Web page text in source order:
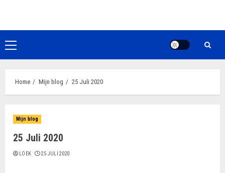
de
inhoudPrimair
menu
Home Mijn blog 25 Juli 2020
Mijn blog
25 Juli 2020
LOEK 25 JULI 2020